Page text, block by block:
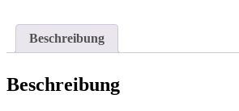
Beschreibung
Beschreibung